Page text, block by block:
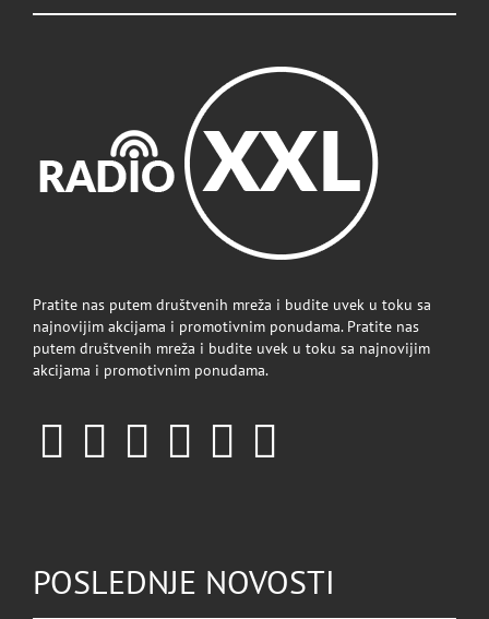
Pratite nas putem društvenih mreža i budite uvek u toku sa
najnovijim akcijama i promotivnim ponudama. Pratite nas
putem društvenih mreža i budite uvek u toku sa najnovijim
akcijama i promotivnim ponudama.
POSLEDNJE NOVOSTI